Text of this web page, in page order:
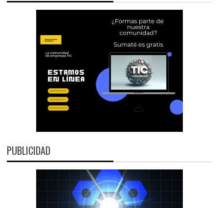
PUBLICIDAD